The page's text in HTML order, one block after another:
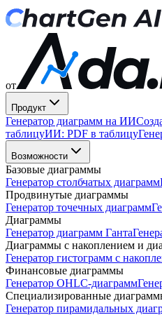
от
Продукт
Генератор диаграмм на ИИ
таблицуИИ: PDF в таблицу
Возможности
Базовые диаграммы
Генератор столбчатых диаграмм
Продвинутые диаграммы
Генератор точечных диаграмм
Диаграммы
Генератор диаграмм Ганта
Диаграммы с накоплением и
Генератор гистограмм с
Финансовые диаграммы
Генератор OHLC-диаграмм
Специализированные
Генератор пирамидальных